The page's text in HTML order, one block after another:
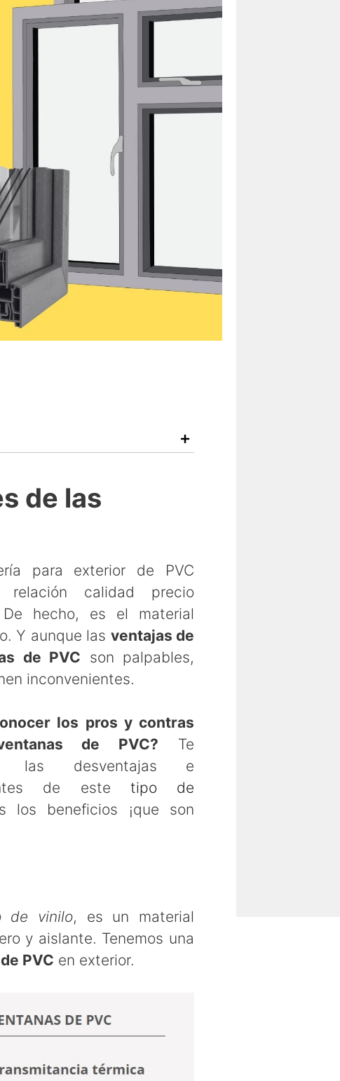
de las
para exterior de PVC
calidad precio
De hecho, es el material
Y aunque las ventajas de
de PVC son palpables,
inconvenientes.
los pros y contras
de PVC? Te
las desventajas e
de este tipo de
los beneficios ¡que son
de vinilo, es un material
y aislante. Tenemos una
PVC en exterior.